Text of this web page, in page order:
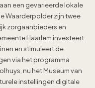
een gevarieerde lokale
Waarderpolder zijn twee
zorgaanbieders en
Haarlem investeert
en stimuleert de
via het programma
nu het Museum van
instellingen digitale